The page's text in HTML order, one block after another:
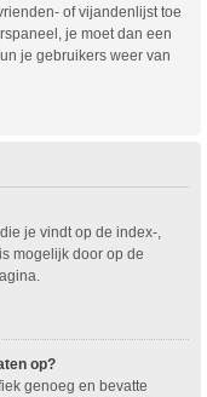
of vijandenlijst toe
je moet dan een
je gebruikers weer van
je vindt op de index-,
mogelijk door op de
op?
genoeg en bevatte